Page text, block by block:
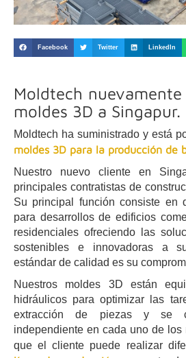
Facebook Twitter LinkedIn
Moldtech
moldes 3D a Singapur.
Moldtech ha suministrado y está
moldes 3D para la producción de
Nuestro nuevo cliente en
principales contratistas de
Su principal función consiste en
para desarrollos de edificios
residenciales ofreciendo las
sostenibles e innovadoras a
estándar de calidad es su
Nuestros moldes 3D están
hidráulicos para optimizar las
extracción de piezas y se
independiente en cada uno de los
que el cliente puede realizar